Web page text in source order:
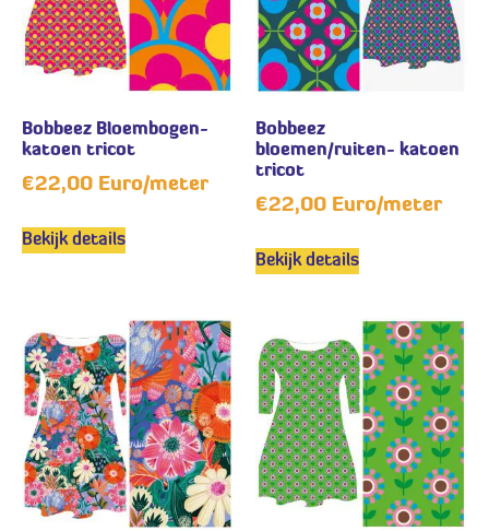
Bobbeez Bloembogen-
katoen tricot
€22,00 Euro/meter
Bekijk details
Bobbeez
bloemen/ruiten- katoen
tricot
€22,00 Euro/meter
Bekijk details